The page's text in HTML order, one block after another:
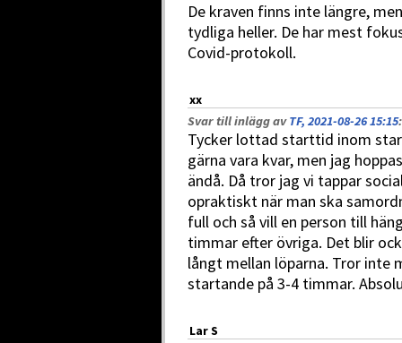
De kraven finns inte längre,
tydliga heller. De har mest
Covid-protokoll.
xx
Svar till inlägg avTF, 2021-08-26 15:15:
Tycker lottad starttid inom
gärna vara kvar, men jag
ändå. Då tror jag vi tappar
opraktiskt när man ska
full och så vill en person till
timmar efter övriga. Det blir
långt mellan löparna. Tror inte
startande på 3-4 timmar.
Lar S